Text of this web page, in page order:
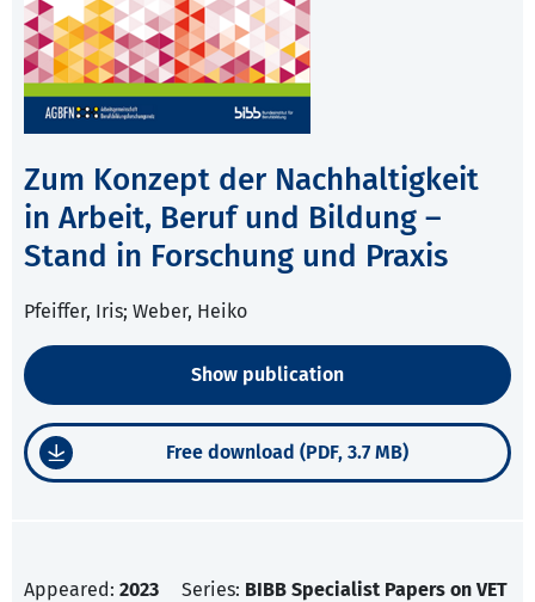
Zum Konzept der Nachhaltigkeit
in Arbeit, Beruf und Bildung –
Stand in Forschung und Praxis
Pfeiffer, Iris; Weber, Heiko
Show publication
Free download (PDF, 3.7 MB)
Appeared: 2023 Series: BIBB Specialist Papers on VET